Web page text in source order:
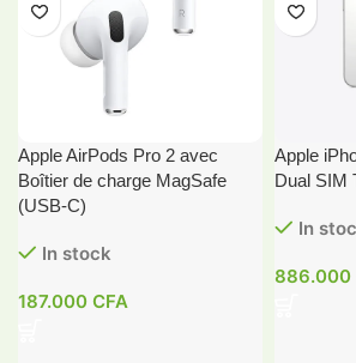
Apple AirPods Pro 2 avec
Boîtier de charge MagSafe
(USB-C)
In stock
187.000 CFA
Apple
Dual SIM
In
886.000